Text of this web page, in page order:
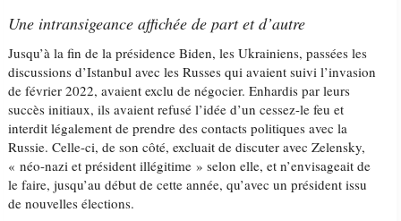
Une intransigeance affichée de part et d’autre
Jusqu’à la fin de la présidence Biden, les Ukrainiens, passées les
discussions d’Istanbul avec les Russes qui avaient suivi l’invasion
de février 2022, avaient exclu de négocier. Enhardis par leurs
succès initiaux, ils avaient refusé l’idée d’un cessez-le feu et
interdit légalement de prendre des contacts politiques avec la
Russie. Celle-ci, de son côté, excluait de discuter avec Zelensky,
« néo-nazi et président illégitime » selon elle, et n’envisageait de
le faire, jusqu’au début de cette année, qu’avec un président issu
de nouvelles élections.